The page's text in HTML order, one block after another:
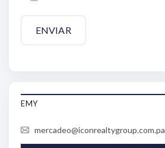
EMY
mercadeo@iconrealtygroup.com.pa